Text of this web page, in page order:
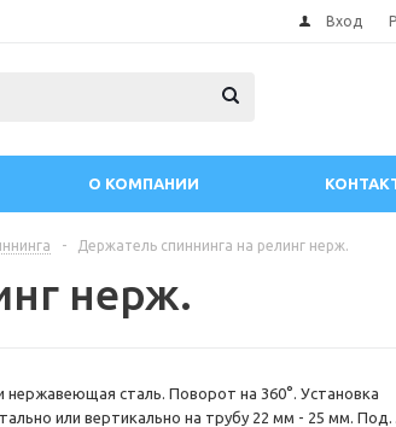
Вход
О КОМПАНИИ
- Держатель спиннинга на релинг нерж.
нерж.
нержавеющая сталь. Поворот на 360°. Установка
или вертикально на трубу 22 мм - 25 мм. Под